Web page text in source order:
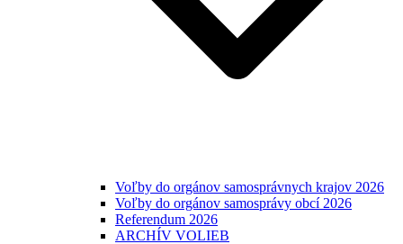
Voľby do orgánov samosprávnych krajov 2026
Voľby do orgánov samosprávy obcí 2026
Referendum 2026
ARCHÍV VOLIEB